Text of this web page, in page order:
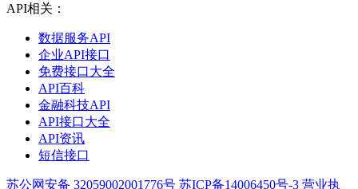
API相关：
数据服务API
企业API接口
免费接口大全
API百科
金融科技API
API接口大全
API资讯
短信接口
苏公网安备 32059002001776号 苏ICP备14006450号-3 营业执